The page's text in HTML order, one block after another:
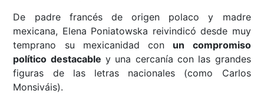
De padre francés de origen polaco y madre
mexicana, Elena Poniatowska reivindicó desde muy
temprano su mexicanidad con un compromiso
político destacable y una cercanía con las grandes
figuras de las letras nacionales (como Carlos
Monsiváis).